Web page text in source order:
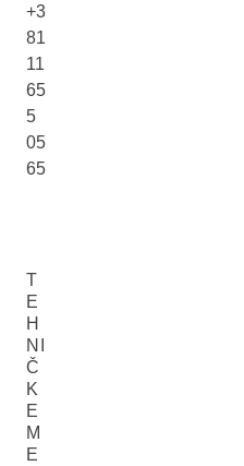
+3
81
11
65
5
05
65
T
E
H
NI
Č
K
E
M
E